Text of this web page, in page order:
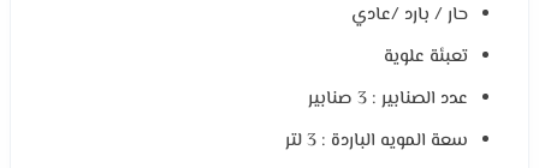
حار / بارد /عادي
تعبئة علوية
عدد الصنابير : 3 صنابير
سعة المويه الباردة : 3 لتر